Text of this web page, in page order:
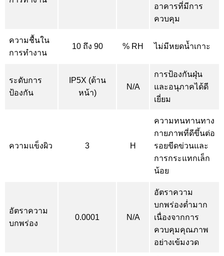
อาคารที่มีการ
ควบคุม
ความชื้นใน
การทำงาน
10 ถึง 90 % RH ไม่มีหยดน้ำเกาะ
ระดับการ
ป้องกัน
IP5X (ด้าน
หน้า)
N/A
การป้องกันฝุ่น
และอนุภาคได้ดี
เยี่ยม
ความแข็งผิว 3 H
ความทนทานทาง
กายภาพที่ดีขึ้นต่อ
รอยขีดข่วนและ
การกระแทกเล็ก
น้อย
อัตราความ
บกพร่อง
0.0001 N/A
อัตราความ
บกพร่องต่ำมาก
เนื่องจากการ
ควบคุมคุณภาพ
อย่างเข้มงวด